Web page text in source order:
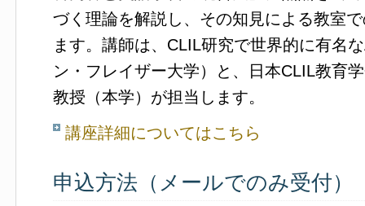
づく理論を解説し、その知見による教室
ます。講師は、CLIL研究で世界的に有名
ン・フレイザー大学）と、日本CLIL教育
教授（本学）が担当します。
講座詳細についてはこちら
申込方法（メールでのみ受付）